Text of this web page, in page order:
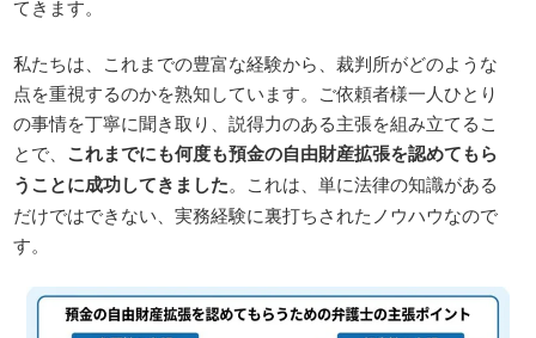
てきます。
私たちは、これまでの豊富な経験から、裁判所がどのような
点を重視するのかを熟知しています。ご依頼者様一人ひとり
の事情を丁寧に聞き取り、説得力のある主張を組み立てるこ
とで、 これまでにも何度も預金の自由財産拡張を認めてもら
うことに成功してきました。これは、単に法律の知識がある
だけではできない、実務経験に裏打ちされたノウハウなので
す。